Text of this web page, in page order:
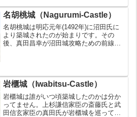
が特徴で難攻不落のお...
名胡桃城（Nagurumi-Castle）
名胡桃城は明応元年(1492年)に沼田氏に
より築城されたのが始まりです。その
後、真田昌幸が沼田城攻略ための前線基
の１つに数えられる...
岩櫃城（Iwabitsu-Castle）
岩櫃城は誰がいつ頃築城したのかは分か
ってません。上杉謙信家臣の斎藤氏と武
田信玄家臣の真田氏が岩櫃城を巡って争